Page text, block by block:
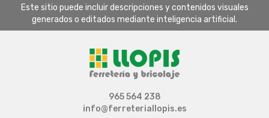
Este sitio puede incluir descripciones y contenidos visuales
generados o editados mediante inteligencia artificial.
965 564 238
info@ferreteriallopis.es